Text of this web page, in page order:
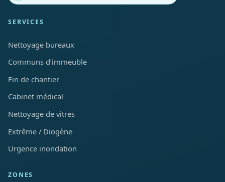
SERVICES
Nettoyage bureaux
Communs d’immeuble
Fin de chantier
Cabinet médical
Nettoyage de vitres
Extrême / Diogène
Urgence inondation
ZONES